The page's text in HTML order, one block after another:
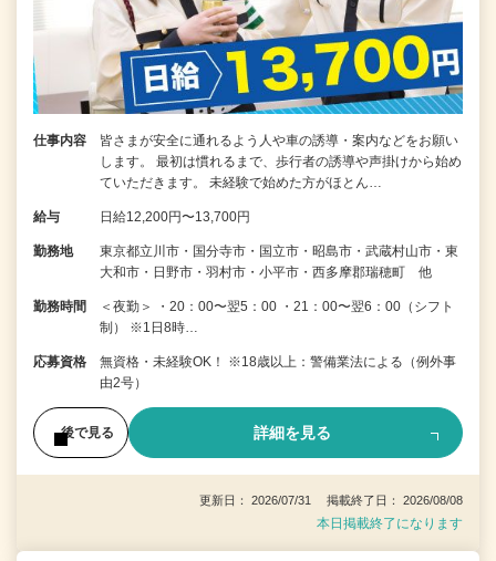
仕事内容
皆さまが安全に通れるよう人や車の誘導・案内などをお願い
します。 最初は慣れるまで、歩行者の誘導や声掛けから始め
ていただきます。 未経験で始めた方がほとん…
給与 日給12,200円〜13,700円
勤務地
東京都立川市・国分寺市・国立市・昭島市・武蔵村山市・東
大和市・日野市・羽村市・小平市・西多摩郡瑞穂町 他
勤務時間
＜夜勤＞ ・20：00〜翌5：00 ・21：00〜翌6：00（シフト
制） ※1日8時…
応募資格
無資格・未経験OK！ ※18歳以上：警備業法による（例外事
由2号）
後で見る 詳細を見る
更新日： 2026/07/31 掲載終了日： 2026/08/08
本日掲載終了になります